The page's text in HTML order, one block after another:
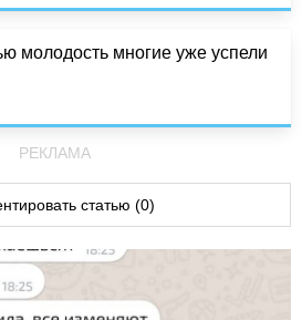
молодость многие уже успели
РЕКЛАМА
статью (0)